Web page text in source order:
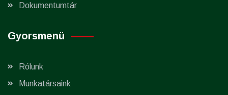
Dokumentumtár
Gyorsmenü
Rólunk
Munkatársaink